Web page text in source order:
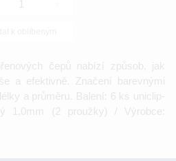
čepů nabízí způsob, jak
a efektivně. Značení barevnými
a průměru. Balení: 6 ks uniclip-
1,0mm (2 proužky) / Výrobce: